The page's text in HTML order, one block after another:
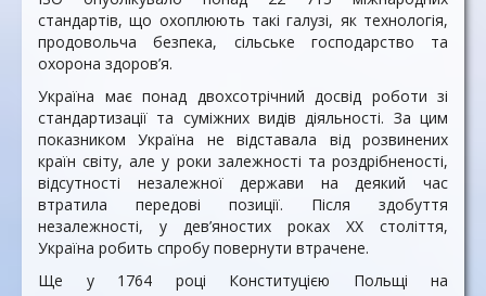
стандартів, що охоплюють такі галузі, як технологія,
продовольча безпека, сільське господарство та
охорона здоров’я.
Україна має понад двохсотрічний досвід роботи зі
стандартизації та суміжних видів діяльності. За цим
показником Україна не відставала від розвинених
країн світу, але у роки залежності та роздрібненості,
відсутності незалежної держави на деякий час
втратила передові позиції. Після здобуття
незалежності, у дев’яностих роках XX століття,
Україна робить спробу повернути втрачене.
Ще у 1764 році Конституцією Польщі на